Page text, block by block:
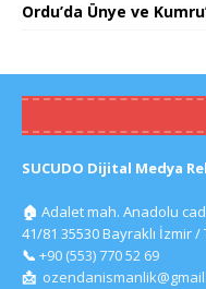
Ordu’da Ünye ve
SUCUDO Dijital Medya
🏠 Adalet mah. Anadolu
41/81 35530 Bayraklı İzmir /
📞 +90 (553) 770 52 69
📩